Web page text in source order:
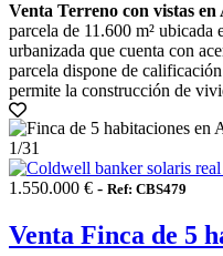
Venta Terreno con vistas en
parcela de 11.600 m² ubicada
urbanizada que cuenta con
parcela dispone de
permite la construcción de
1/31
1.550.000 € - Ref: CBS479
Venta Finca de 5